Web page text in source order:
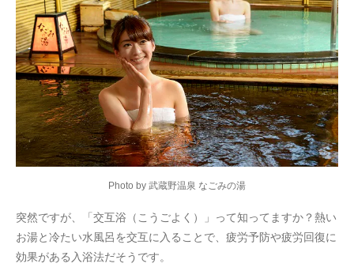
Photo by 武蔵野温泉 なごみの湯
突然ですが、「交互浴（こうごよく）」って知ってますか？熱い
お湯と冷たい水風呂を交互に入ることで、疲労予防や疲労回復に
効果がある入浴法だそうです。